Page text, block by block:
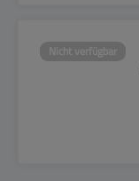
Nicht verfügbar